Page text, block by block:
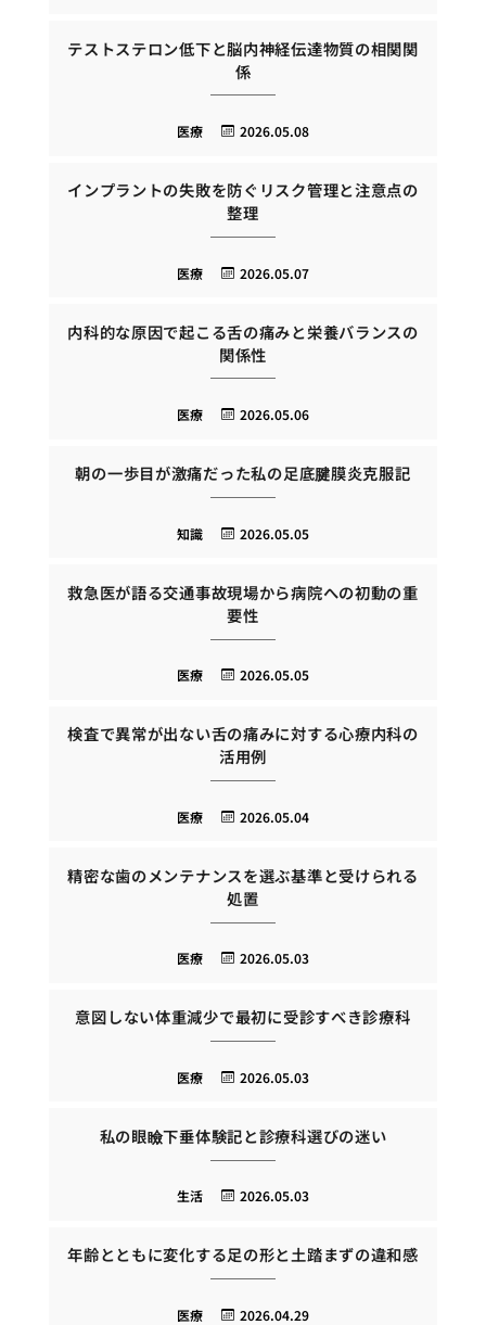
テストステロン低下と脳内神経伝達物質の相関関
係
2026.05.08
医療
インプラントの失敗を防ぐリスク管理と注意点の
整理
2026.05.07
医療
内科的な原因で起こる舌の痛みと栄養バランスの
関係性
2026.05.06
医療
朝の一歩目が激痛だった私の足底腱膜炎克服記
2026.05.05
知識
救急医が語る交通事故現場から病院への初動の重
要性
2026.05.05
医療
検査で異常が出ない舌の痛みに対する心療内科の
活用例
2026.05.04
医療
精密な歯のメンテナンスを選ぶ基準と受けられる
処置
2026.05.03
医療
意図しない体重減少で最初に受診すべき診療科
2026.05.03
医療
私の眼瞼下垂体験記と診療科選びの迷い
2026.05.03
生活
年齢とともに変化する足の形と土踏まずの違和感
2026.04.29
医療